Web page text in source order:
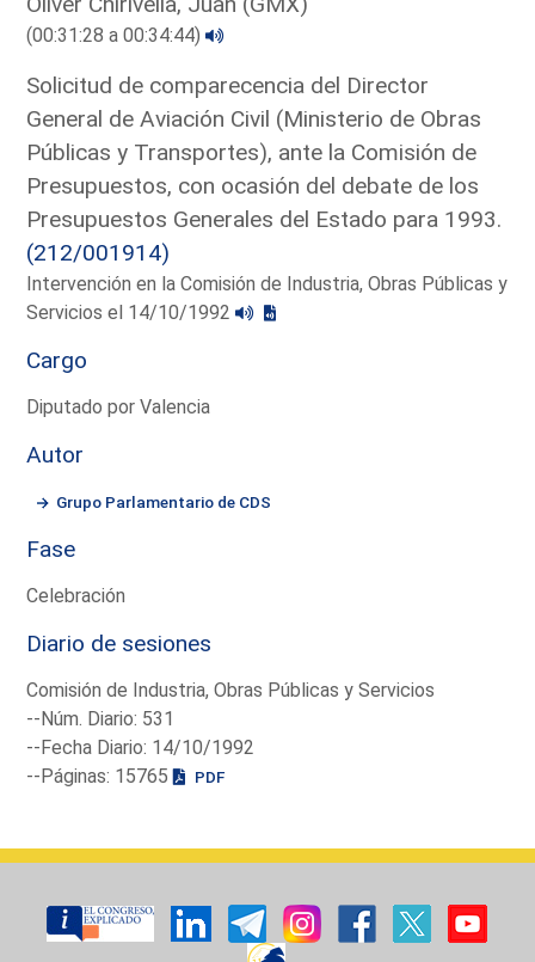
(00:31:28 a 00:34:44)
Solicitud de comparecencia del Director
General de Aviación Civil (Ministerio de Obras
Públicas y Transportes), ante la Comisión de
Presupuestos, con ocasión del debate de los
Presupuestos Generales del Estado para 1993.
(212/001914)
Intervención en la Comisión de Industria, Obras Públicas y
Servicios el 14/10/1992
Cargo
Diputado por Valencia
Autor
Grupo Parlamentario de CDS
Fase
Celebración
Diario de sesiones
Comisión de Industria, Obras Públicas y Servicios
--Núm. Diario: 531
--Fecha Diario: 14/10/1992
--Páginas: 15765
PDF